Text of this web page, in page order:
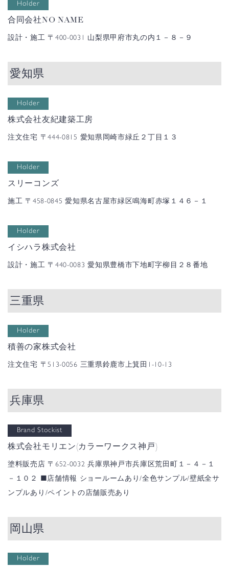
Holder
合同会社NO NAME
設計・施工 〒400-0031 山梨県甲府市丸の内１－８－９
愛知県
Holder
株式会社友紀建築工房
注文住宅 〒444-0815 愛知県岡崎市緑丘２丁目１３
Holder
スリーコンズ
施工 〒458-0845 愛知県名古屋市緑区鳴海町赤塚１４６－１
Holder
イシハラ株式会社
設計・施工 〒440-0083 愛知県豊橋市下地町字柳目２８番地
三重県
Holder
積善の家株式会社
注文住宅 〒513-0056 三重県鈴鹿市上箕田1-10-13
兵庫県
Brand Stockist
株式会社モリエン(カラーワークス神戸)
塗料販売店 〒652-0032 兵庫県神戸市兵庫区荒田町１－４－１
－１０２ ■店舗情報 ショールームあり/全色サンプル/壁紙全サ
ンプルあり/ペイントの店舗販売あり
岡山県
Holder